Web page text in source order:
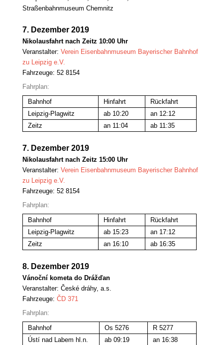
Straßenbahnmuseum Chemnitz
7. Dezember 2019
Nikolausfahrt nach Zeitz 10:00 Uhr
Veranstalter: Verein Eisenbahnmuseum Bayerischer Bahnhof
zu Leipzig e.V.
Fahrzeuge: 52 8154
Fahrplan:
Bahnhof
Hinfahrt
Rückfahrt
Leipzig-Plagwitz
ab 10:20
an 12:12
Zeitz
an 11:04 ab 11:35
7. Dezember 2019
Nikolausfahrt nach Zeitz 15:00 Uhr
Veranstalter: Verein Eisenbahnmuseum Bayerischer Bahnhof
zu Leipzig e.V.
Fahrzeuge: 52 8154
Fahrplan:
Bahnhof
Hinfahrt
Rückfahrt
Leipzig-Plagwitz
ab 15:23
an 17:12
Zeitz
an 16:10 ab 16:35
8. Dezember 2019
Vánoční kometa do Drážďan
Veranstalter: České dráhy, a.s.
Fahrzeuge: ČD 371
Fahrplan:
Bahnhof
Os 5276
R 5277
Ústí nad Labem hl.n.
ab 09:19
an 16:38